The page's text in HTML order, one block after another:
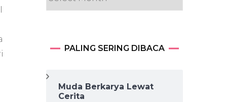
PALING SERING DIBACA
Muda Berkarya Lewat
Cerita